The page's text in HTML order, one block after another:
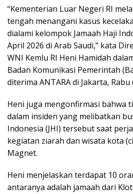
“Kementerian Luar Negeri RI
tengah menangani kasus
dialami kelompok Jamaah Haji
April 2026 di Arab Saudi,” kata
WNI Kemlu RI Heni Hamidah
Badan Komunikasi Pemerintah
diterima ANTARA di Jakarta, Rabu
Heni juga mengonfirmasi bahwa
dalam insiden yang melibatkan
Indonesia (JHI) tersebut saat
kegiatan ziarah dan wisata kota
Magnet.
Heni menjelaskan terdapat 10
antaranya adalah jamaah dari